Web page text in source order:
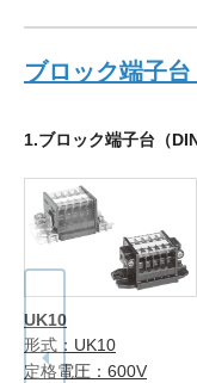
ブロック端子台
1.ブロック端子台（
UK10
形式：UK10
定格電圧：600V